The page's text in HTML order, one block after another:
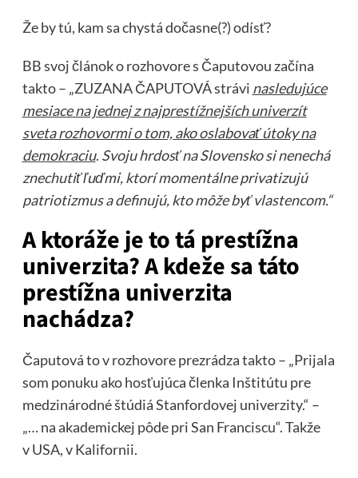
Že by tú, kam sa chystá dočasne(?) odísť?
BB svoj článok o rozhovore s Čaputovou začína
takto – „ZUZANA ČAPUTOVÁ strávi nasledujúce
mesiace na jednej z najprestížnejších univerzít
sveta rozhovormi o tom, ako oslabovať útoky na
demokraciu. Svoju hrdosť na Slovensko si nenechá
znechutiť ľuďmi, ktorí momentálne privatizujú
patriotizmus a definujú, kto môže byť vlastencom.“
A ktoráže je to tá prestížna
univerzita? A kdeže sa táto
prestížna univerzita
nachádza?
Čaputová to v rozhovore prezrádza takto – „Prijala
som ponuku ako hosťujúca členka Inštitútu pre
medzinárodné štúdiá Stanfordovej univerzity.“ –
„… na akademickej pôde pri San Franciscu“. Takže
v USA, v Kalifornii.